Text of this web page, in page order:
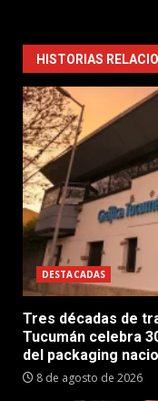
HISTORIAS
DESTACADAS
Tres décadas de
Tucumán celebra
del packaging
8 de agosto de 2026